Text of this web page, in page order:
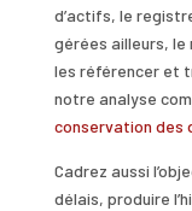
d’actifs, le
gérées ailleurs,
les référencer et
notre analyse
conservation des
Cadrez aussi
délais, produire